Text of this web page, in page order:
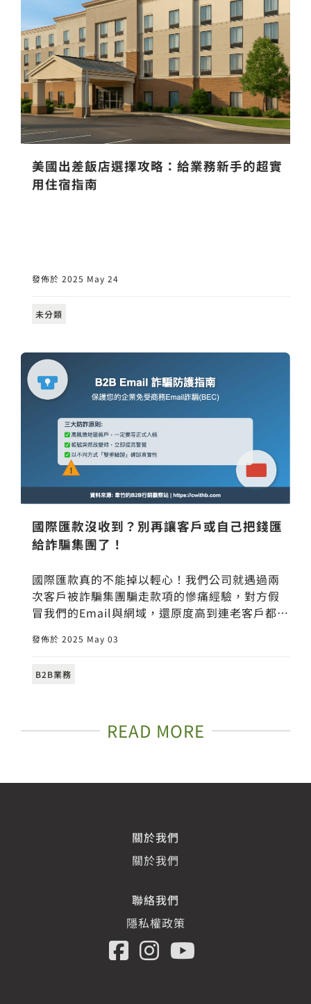
美國出差飯店選擇攻略：給業務新手的超實
用住宿指南
發佈於 2025 May 24
未分類
國際匯款沒收到？別再讓客戶或自己把錢匯
給詐騙集團了！
國際匯款真的不能掉以輕心！我們公司就遇過兩
次客戶被詐騙集團騙走款項的慘痛經驗，對方假
冒我們的Email與網域，還原度高到連老客戶都差
你如何辨識假信件、驗證帳號真偽，還整理了一
驚驚。業務、財務、老闆都該看！
發佈於 2025 May 03
B2B業務
READ MORE
關於我們
關於我們
聯絡我們
隱私權政策